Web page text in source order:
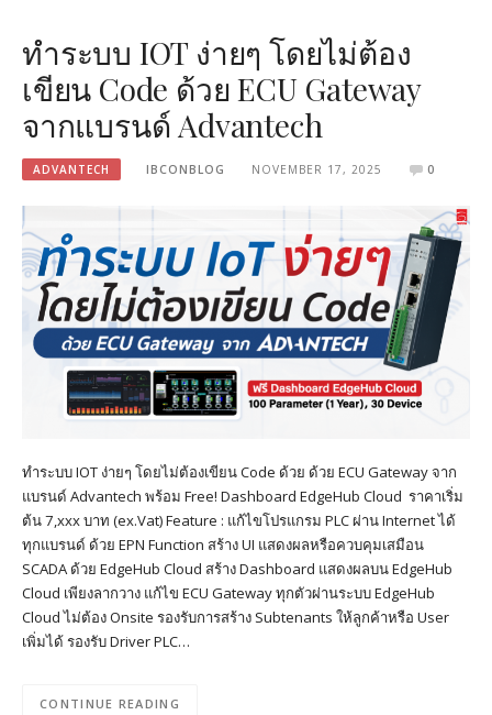
ทำระบบ IOT ง่ายๆ โดยไม่ต้อง
เขียน Code ด้วย ECU Gateway
จากแบรนด์ Advantech
ADVANTECH IBCONBLOG NOVEMBER 17, 2025 0
ทำระบบ IOT ง่ายๆ โดยไม่ต้องเขียน Code ด้วย ด้วย ECU Gateway จาก
แบรนด์ Advantech พร้อม Free! Dashboard EdgeHub Cloud ราคาเริ่ม
ต้น 7,xxx บาท (ex.Vat) Feature : แก้ไขโปรแกรม PLC ผ่าน Internet ได้
ทุกแบรนด์ ด้วย EPN Function สร้าง UI แสดงผลหรือควบคุมเสมือน
SCADA ด้วย EdgeHub Cloud สร้าง Dashboard แสดงผลบน EdgeHub
Cloud เพียงลากวาง แก้ไข ECU Gateway ทุกตัวผ่านระบบ EdgeHub
Cloud ไม่ต้อง Onsite รองรับการสร้าง Subtenants ให้ลูกค้าหรือ User
เพิ่มได้ รองรับ Driver PLC…
CONTINUE READING